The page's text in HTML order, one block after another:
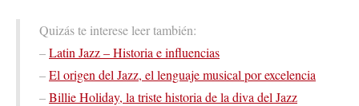
Quizás te interese leer también:
–Latin Jazz – Historia e influencias
–El origen del Jazz, el lenguaje musical por excelencia
–Billie Holiday, la triste historia de la diva del Jazz